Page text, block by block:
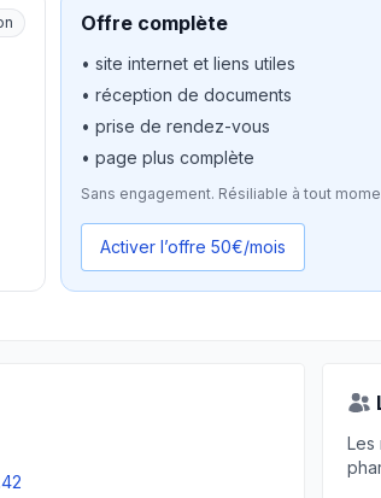
Offre complète
• site internet et liens utiles
• réception de documents
• prise de rendez-vous
• page plus complète
Sans engagement. Résiliable à tout
Activer l’offre 50€/mois
Les